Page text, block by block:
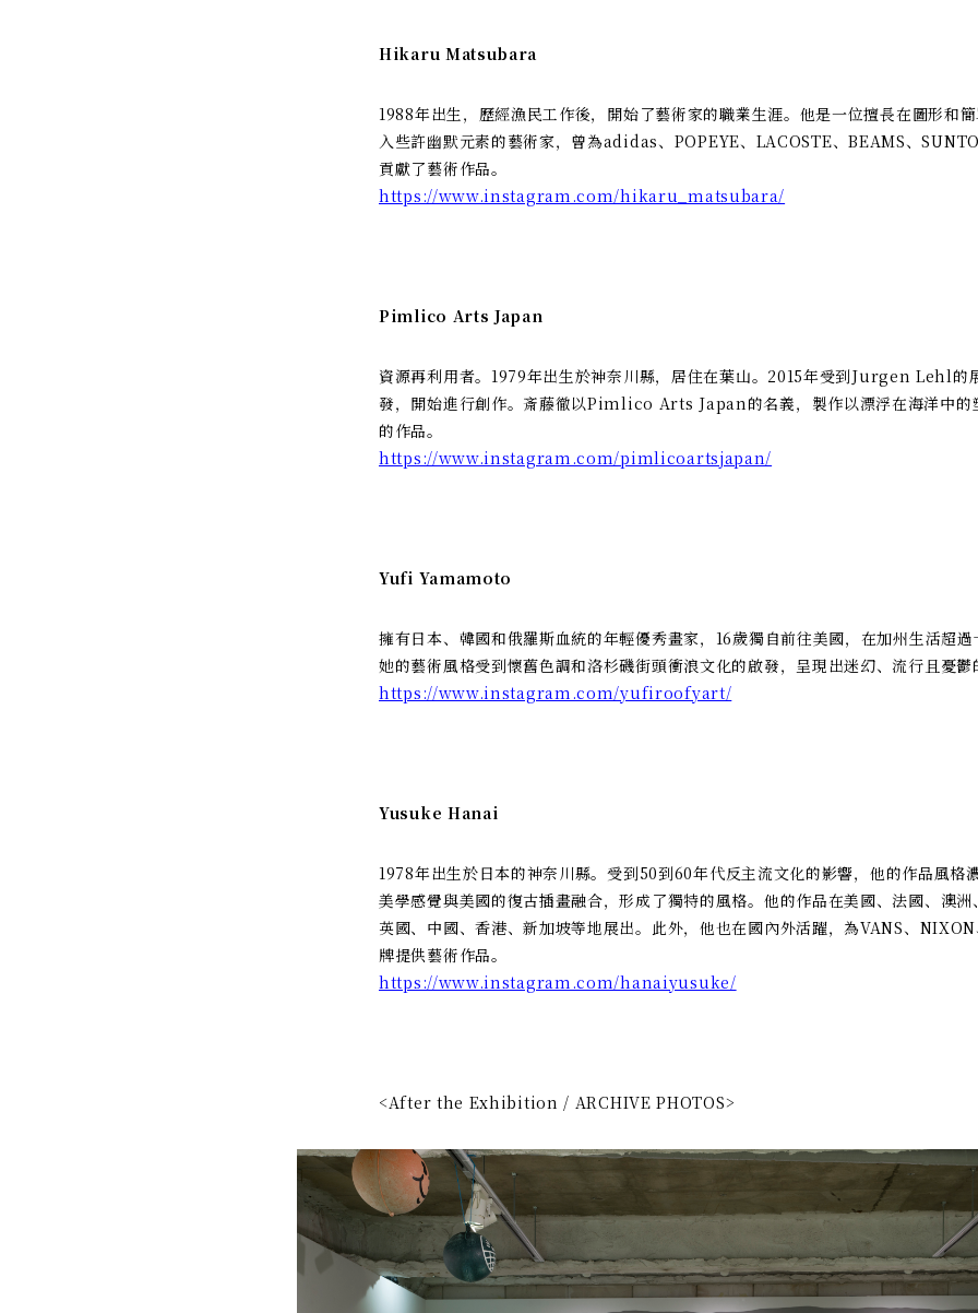
Hikaru Matsubara
1988年出生，歷經漁民工作後，開始了藝術家的職業生涯。他是一位擅長在圖形和
入些許幽默元素的藝術家，曾為adidas、POPEYE、LACOSTE、BEAMS、
貢獻了藝術作品。
https://www.instagram.com/hikaru_matsubara/
Pimlico Arts Japan
資源再利用者。1979年出生於神奈川縣，居住在葉山。2015年受到Jurgen Lehl的
發，開始進行創作。斎藤徹以Pimlico Arts Japan的名義，製作以漂浮在海洋中的
的作品。
https://www.instagram.com/pimlicoartsjapan/
Yufi Yamamoto
擁有日本、韓國和俄羅斯血統的年輕優秀畫家，16歲獨自前往美國，在加州生活超過
她的藝術風格受到懷舊色調和洛杉磯街頭衝浪文化的啟發，呈現出迷幻、流行且憂鬱
https://www.instagram.com/yufiroofyart/
Yusuke Hanai
1978年出生於日本的神奈川縣。受到50到60年代反主流文化的影響，他的作品風格
美學感覺與美國的復古插畫融合，形成了獨特的風格。他的作品在美國、法國、澳洲
英國、中國、香港、新加坡等地展出。此外，他也在國內外活躍，為VANS、
牌提供藝術作品。
https://www.instagram.com/hanaiyusuke/
<After the Exhibition / ARCHIVE PHOTOS>